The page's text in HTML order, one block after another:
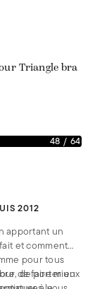
Triangle bra
48 / 64
2012
apportant un
et comment
pour tous
de faire mieux
de porter un